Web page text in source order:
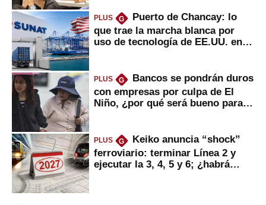
PLUS G
Puerto de Chancay: lo
que trae la marcha blanca por
uso de tecnología de EE.UU. en
PLUS G
Bancos se pondrán duros
con empresas por culpa de El
Niño, ¿por qué será bueno para
PLUS G
Keiko anuncia “shock”
ferroviario: terminar Línea 2 y
ejecutar la 3, 4, 5 y 6; ¿habrá